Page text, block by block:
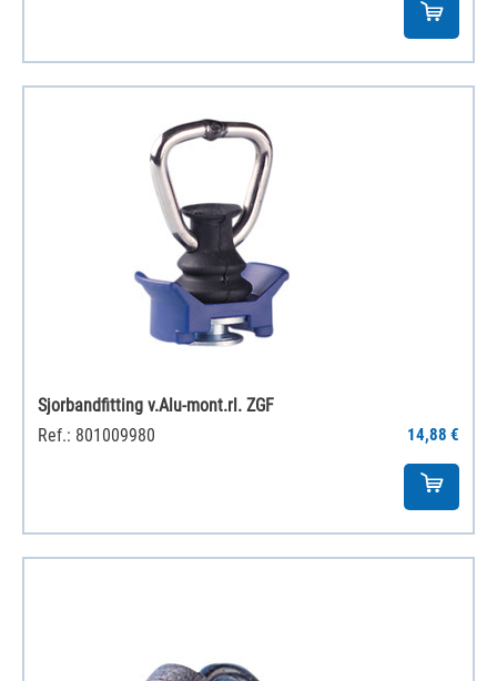
Sjorbandfitting v.Alu-mont.rl. ZGF
Ref.: 801009980
14,88 €